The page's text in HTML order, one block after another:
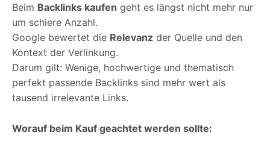
Beim Backlinks kaufen geht es längst nicht mehr nur
um schiere Anzahl.
Google bewertet die Relevanz der Quelle und den
Kontext der Verlinkung.
Darum gilt: Wenige, hochwertige und thematisch
perfekt passende Backlinks sind mehr wert als
tausend irrelevante Links.
Worauf beim Kauf geachtet werden sollte: